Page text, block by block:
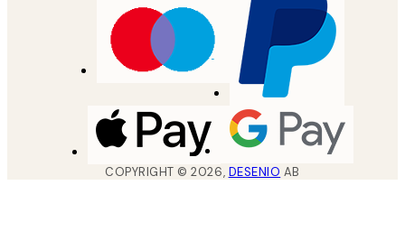
COPYRIGHT ©2026, DESENIO AB